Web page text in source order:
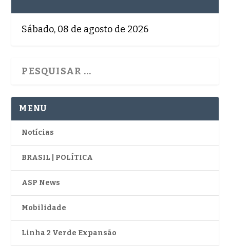
Sábado, 08 de agosto de 2026
MENU
Notícias
BRASIL | POLÍTICA
ASP News
Mobilidade
Linha 2 Verde Expansão